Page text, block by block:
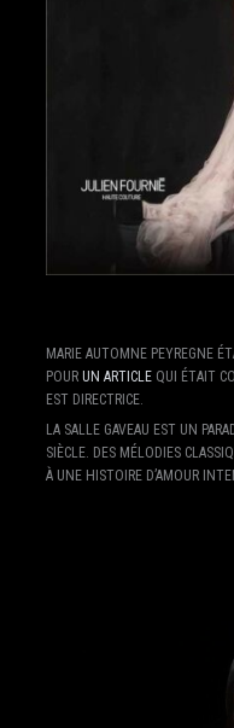
MARIE AUTOMNE PEYREGNE
POUR UN ARTICLE QUI ÉTAIT
EST DIRECTRICE.
LA SALLE GAVEAU EST UN
SIÈCLE. DES MÉLODIES
À UNE HISTOIRE D’AMOUR